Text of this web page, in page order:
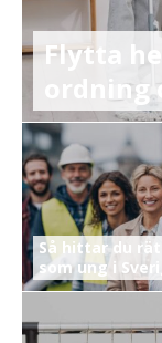
Flytta
Så hittar du
som ung i